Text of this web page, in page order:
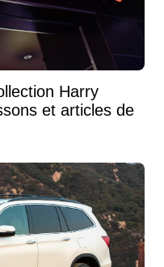
Harry
et articles de